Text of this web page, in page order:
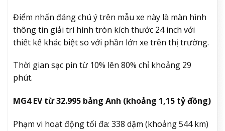
Điểm nhấn đáng chú ý trên mẫu xe này là màn hình
thông tin giải trí hình tròn kích thước 24 inch với
thiết kế khác biệt so với phần lớn xe trên thị trường.
Thời gian sạc pin từ 10% lên 80% chỉ khoảng 29
phút.
MG4 EV từ 32.995 bảng Anh (khoảng 1,15 tỷ đồng)
Phạm vi hoạt động tối đa: 338 dặm (khoảng 544 km)